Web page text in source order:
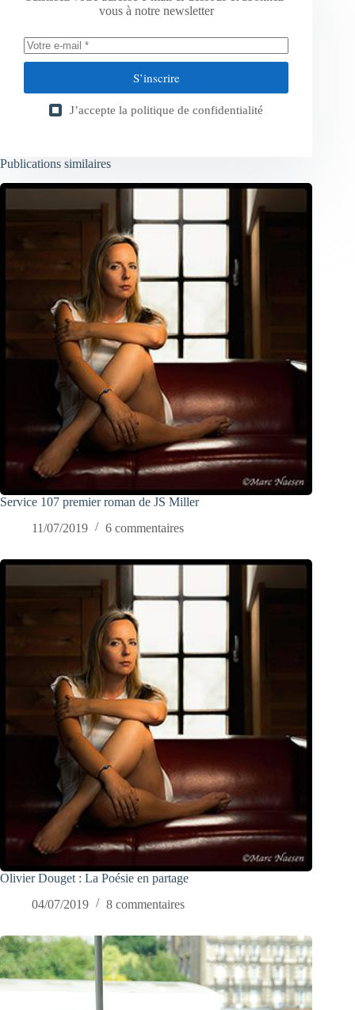
vous à notre newsletter
S’inscrire
J’accepte la politique de confidentialité
Publications similaires
Service 107 premier roman de JS Miller
11/07/2019
6 commentaires
Olivier Douget : La Poésie en partage
04/07/2019
8 commentaires